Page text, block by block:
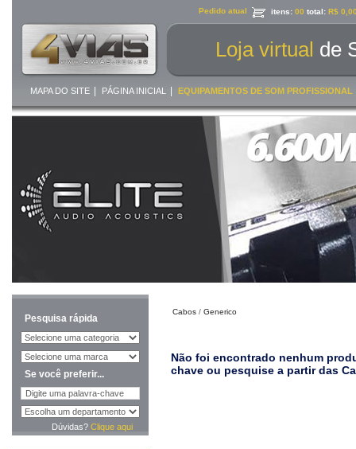
Pedido atual itens: 00 total: R$
Loja virtual de
MAPA DO SITE PÁGINA INICIAL EQUIPAMENTOS DE SOM PROFISSIONAL
Pesquisa rápida
Se você preferir...
Dúvidas? Clique aqui
Cabos / Generico
Não foi encontrado nenhum
chave ou pesquise a partir das